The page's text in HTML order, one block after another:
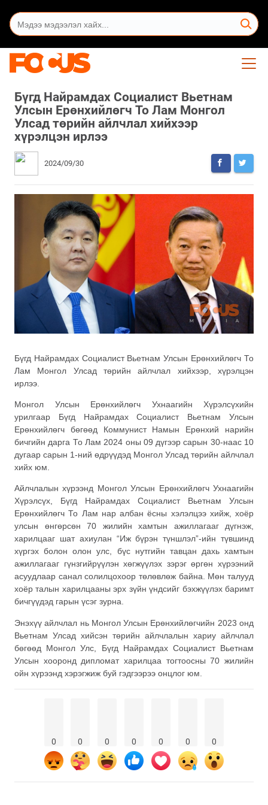
Бүгд Найрамдах Социалист Вьетнам
Улсын Ерөнхийлөгч То Лам Монгол
Улсад төрийн айлчлал хийхээр
хүрэлцэн ирлээ
2024/09/30
Бүгд Найрамдах Социалист Вьетнам Улсын Ерөнхийлөгч То
Лам Монгол Улсад төрийн айлчлал хийхээр, хүрэлцэн
ирлээ.
Монгол Улсын Ерөнхийлөгч Ухнаагийн Хүрэлсүхийн
урилгаар Бүгд Найрамдах Социалист Вьетнам Улсын
Ерөнхийлөгч бөгөөд Коммунист Намын Ерөнхий нарийн
бичгийн дарга То Лам 2024 оны 09 дүгээр сарын 30-наас 10
дугаар сарын 1-ний өдрүүдэд Монгол Улсад төрийн айлчлал
хийх юм.
Айлчлалын хүрээнд Монгол Улсын Ерөнхийлөгч Ухнаагийн
Хүрэлсүх, Бүгд Найрамдах Социалист Вьетнам Улсын
Ерөнхийлөгч То Лам нар албан ёсны хэлэлцээ хийж, хоёр
улсын өнгөрсөн 70 жилийн хамтын ажиллагааг дүгнэж,
харилцааг шат ахиулан “Иж бүрэн түншлэл”-ийн түвшинд
хүргэх болон олон улс, бүс нутгийн тавцан дахь хамтын
ажиллагааг гүнзгийрүүлэн хөгжүүлэх зэрэг өргөн хүрээний
асуудлаар санал солилцохоор төлөвлөж байна. Мөн талууд
хоёр талын харилцааны эрх зүйн үндсийг бэхжүүлэх баримт
бичгүүдэд гарын үсэг зурна.
Энэхүү айлчлал нь Монгол Улсын Ерөнхийлөгчийн 2023 онд
Вьетнам Улсад хийсэн төрийн айлчлалын хариу айлчлал
бөгөөд Монгол Улс, Бүгд Найрамдах Социалист Вьетнам
Улсын хооронд дипломат харилцаа тогтоосны 70 жилийн
ойн хүрээнд хэрэгжиж буй гэдгээрээ онцлог юм.
0 0 0 0 0 0 0